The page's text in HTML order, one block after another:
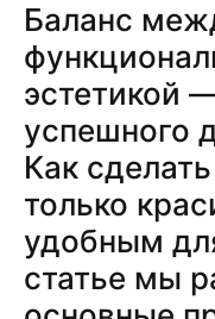
Баланс
эстетикой
успешного
Как
только
удобным
статье мы